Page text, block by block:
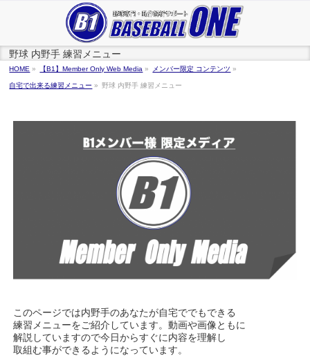
野球 内野手 練習メニュー
HOME » 【B1】Member Only Web Media » メンバー限定 コンテンツ »
自宅で出来る練習メニュー » 野球 内野手 練習メニュー
このページでは内野手のあなたが自宅ででもできる
練習メニューをご紹介しています。動画や画像ともに
解説していますので今日からすぐに内容を理解し
取組む事ができるようになっています。